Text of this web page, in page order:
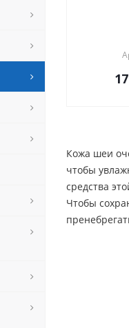
Кожа шеи
чтобы
средства
Чтобы